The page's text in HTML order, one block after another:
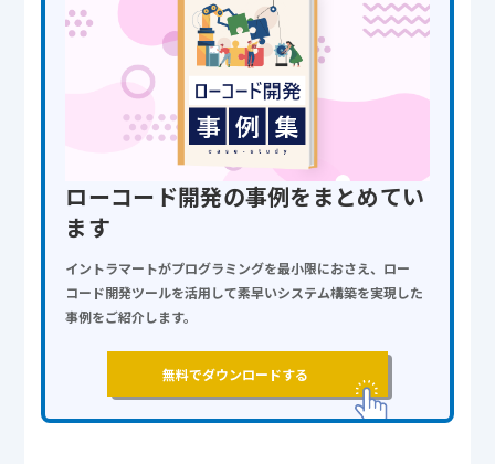
ローコード開発の事例をまとめてい
ます
イントラマートがプログラミングを最小限におさえ、ロー
コード開発ツールを活用して素早いシステム構築を実現した
事例をご紹介します。
無料でダウンロードする